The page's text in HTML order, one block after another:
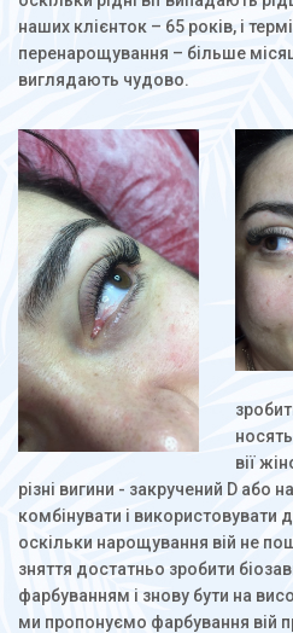
наших клієнток – 65 років, і
перенарощування – більше
виглядають чудово.
вії
різні вигини - закручений D або
комбінувати і використовувати
оскільки нарощування вій не
зняття достатньо зробити
фарбуванням і знову бути на
ми пропонуємо фарбування вій